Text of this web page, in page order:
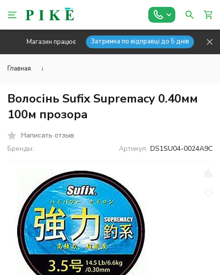
Магазин працює Затримка по відправці до 5 днів
Главная ↓
Волосінь Sufix Supremacy 0.40мм
100м прозора
Написать отзыв
Бренды:
Артикул: DS1SU04-0024A9C